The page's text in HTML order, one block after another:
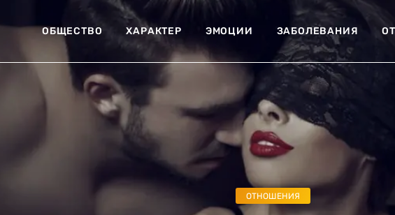
ОБЩЕСТВО ХАРАКТЕР ЭМОЦИИ ЗАБОЛЕВАНИЯ
ОТНОШЕНИЯ